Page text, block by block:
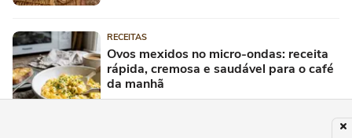
RECEITAS
Ovos mexidos no micro-ondas: receita
rápida, cremosa e saudável para o café
da manhã